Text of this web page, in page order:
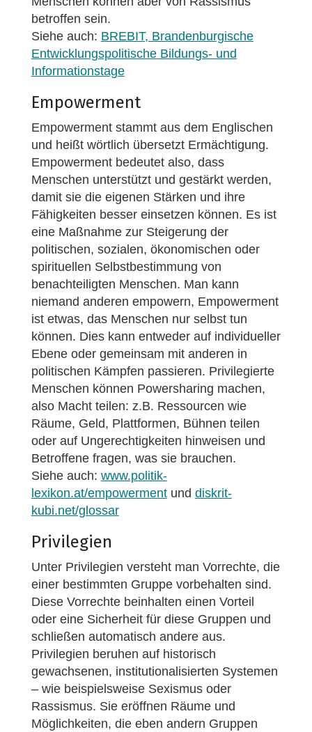
betroffen sein.
Siehe auch: BREBIT, Brandenburgische
Entwicklungspolitische Bildungs- und
Informationstage
Empowerment
Empowerment stammt aus dem Englischen
und heißt wörtlich übersetzt Ermächtigung.
Empowerment bedeutet also, dass
Menschen unterstützt und gestärkt werden,
damit sie die eigenen Stärken und ihre
Fähigkeiten besser einsetzen können. Es ist
eine Maßnahme zur Steigerung der
politischen, sozialen, ökonomischen oder
spirituellen Selbstbestimmung von
benachteiligten Menschen. Man kann
niemand anderen empowern, Empowerment
ist etwas, das Menschen nur selbst tun
können. Dies kann entweder auf individueller
Ebene oder gemeinsam mit anderen in
politischen Kämpfen passieren. Privilegierte
Menschen können Powersharing machen,
also Macht teilen: z.B. Ressourcen wie
Räume, Geld, Plattformen, Bühnen teilen
oder auf Ungerechtigkeiten hinweisen und
Betroffene fragen, was sie brauchen.
Siehe auch: www.politik-
lexikon.at/empowermentund diskrit-
kubi.net/glossar
Privilegien
Unter Privilegien versteht man Vorrechte, die
einer bestimmten Gruppe vorbehalten sind.
Diese Vorrechte beinhalten einen Vorteil
oder eine Sicherheit für diese Gruppen und
schließen automatisch andere aus.
Privilegien beruhen auf historisch
gewachsenen, institutionalisierten Systemen
– wie beispielsweise Sexismus oder
Rassismus. Sie eröffnen Räume und
Möglichkeiten, die eben andern Gruppen